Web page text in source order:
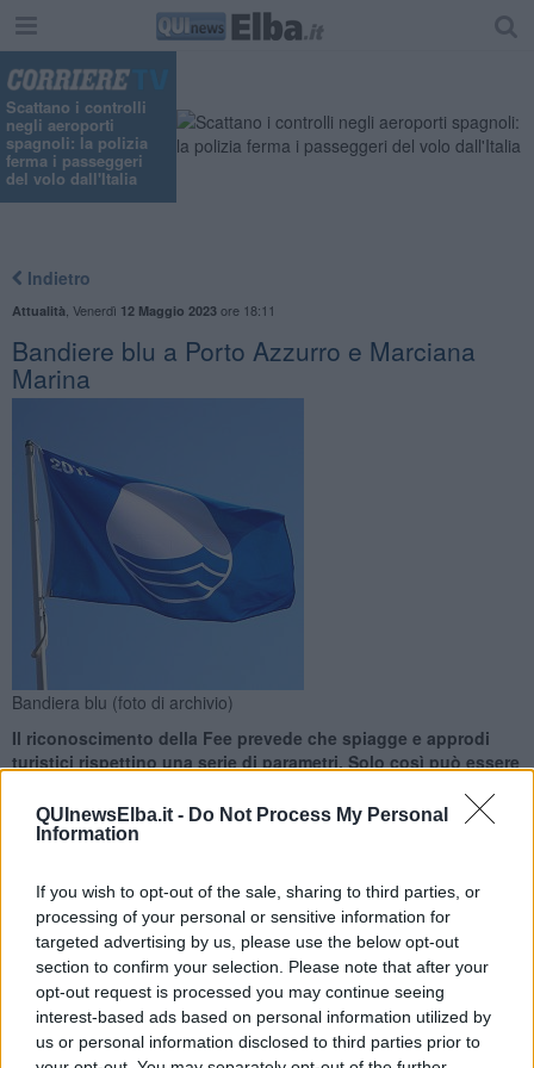
QUInewsElba.it - Do Not Process My Personal
Information
If you wish to opt-out of the sale, sharing to third parties, or
processing of your personal or sensitive information for
targeted advertising by us, please use the below opt-out
section to confirm your selection. Please note that after your
opt-out request is processed you may continue seeing
interest-based ads based on personal information utilized by
us or personal information disclosed to third parties prior to
Scattano i controlli
negli aeroporti
spagnoli: la polizia
ferma i passeggeri
del volo dall'Italia
Indietro
Attualità Venerdì 12 Maggio 2023ore 18:11
Bandiere blu a Porto Azzurro e Marciana
Marina
Bandiera blu (foto di archivio)
Il riconoscimento della Fee prevede che spiagge e approdi
turistici rispettino una serie di parametri. Solo così può essere
ISOLA D'ELBA —All'isola d'Elba sono due i Comuni che anche per
il 2023 hanno visto riconosciuta la bandiera blu della Fee per
spiagge e approdi turistici.
Per spiagge a approdo turistico la bandiera blu è stata assegnata
nuovamente al Comune di Marciana Marina.